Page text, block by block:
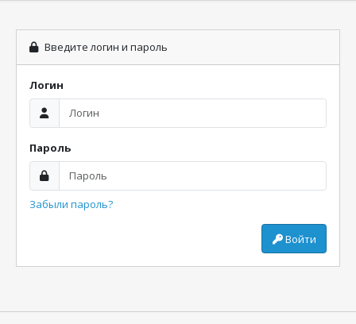
Введите логин и пароль
Логин
Пароль
Забыли пароль?
Войти